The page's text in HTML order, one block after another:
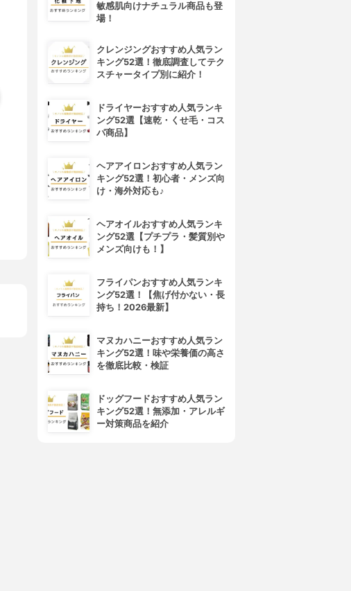
敏感肌向けナチュラル商品も登
場！
クレンジングおすすめ人気ラン
キング52選！徹底調査してテク
スチャータイプ別に紹介！
ドライヤーおすすめ人気ランキ
ング52選【速乾・くせ毛・コス
パ商品】
ヘアアイロンおすすめ人気ラン
キング52選！初心者・メンズ向
け・海外対応も♪
ヘアオイルおすすめ人気ランキ
ング52選【プチプラ・髪質別や
メンズ向けも！】
フライパンおすすめ人気ランキ
ング52選！【焦げ付かない・長
持ち！2026最新】
マヌカハニーおすすめ人気ラン
キング52選！味や栄養価の高さ
を徹底比較・検証
ドッグフードおすすめ人気ラン
キング52選！無添加・アレルギ
ー対策商品を紹介